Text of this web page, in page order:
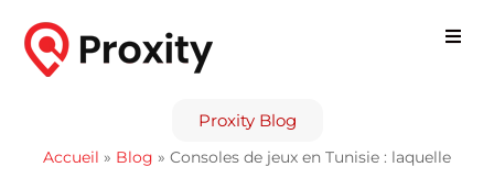
Proxity Blog
Accueil » Blog » Consoles de jeux en Tunisie : laquelle